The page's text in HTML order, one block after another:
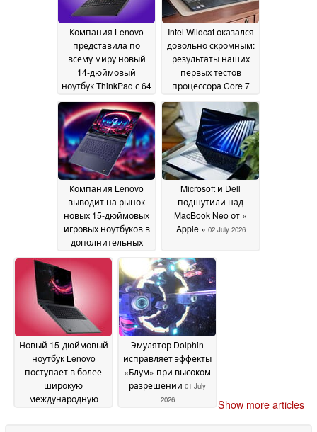
Компания Lenovo
представила по
всему миру новый
14-дюймовый
ноутбук ThinkPad с 64
памяти и
облегчённым
корпусом02 July 2026
Intel Wildcat оказался
довольно скромным:
результаты наших
первых тестов
процессора Core 7
лишь умеренные
показатели
производительности
02 July 2026
Компания Lenovo
выводит на рынок
новых 15-дюймовых
игровых ноутбуков в
дополнительных
видеопамяти до 48
ГБ 02 July 2026
Microsoft и Dell
подшутили над
MacBook Neo от «
Apple » 02 July 2026
Новый 15-дюймовый
ноутбук Lenovo
поступает в более
широкую
международную
Эмулятор Dolphin
исправляет эффекты
«Блум» при высоком
разрешении 01 July
2026
Show more articles